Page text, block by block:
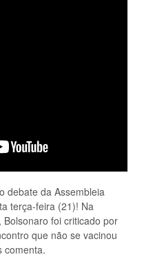
debate da Assembleia
terça-feira (21)! Na
foi criticado por
que não se vacinou
comenta.